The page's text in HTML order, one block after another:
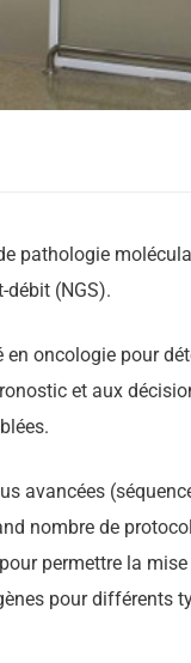
pathologie
débit (NGS).
oncologie pour
et aux
avancées
nombre de
permettre la
pour différents